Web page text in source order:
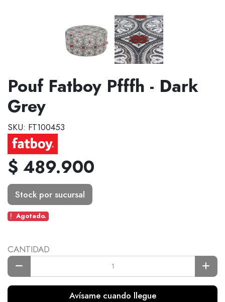
Pouf Fatboy Pfffh - Dark
Grey
SKU: FT100453
$ 489.900
Stock por sucursal
Agotado.
CANTIDAD
Avísame cuando llegue